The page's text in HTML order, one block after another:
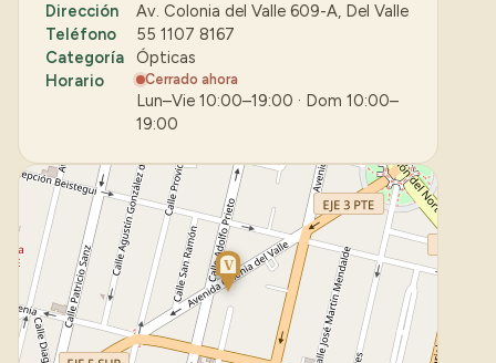
Dirección
Av. Colonia del Valle 609-A, Del Valle
Teléfono
55 1107 8167
Categoría
Ópticas
Horario
Cerrado ahora
Lun–Vie 10:00–19:00 · Dom 10:00–
19:00
V